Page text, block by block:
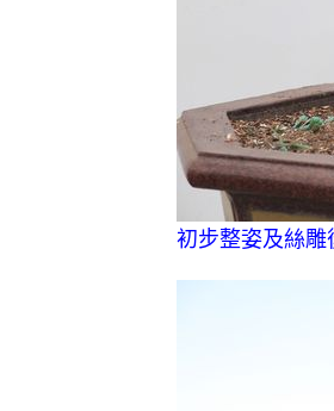
初步整姿及絲雕